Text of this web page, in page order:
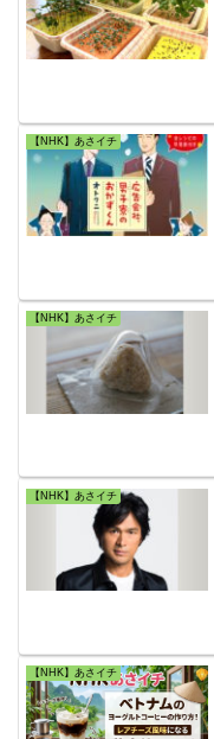
【NHK】あさイチ
【NHK】あさイチ
【NHK】あさイチ
【NHK】あさイチ